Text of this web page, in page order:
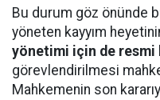
Bu durum göz önünde
yöneten kayyım
yönetimi için de resmi
görevlendirilmesi
Mahkemenin son